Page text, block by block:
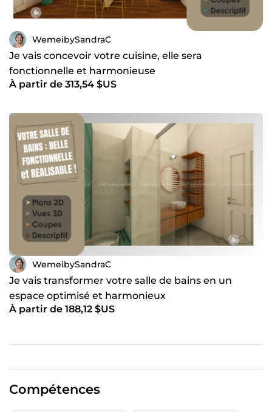
WemeibySandraC
Je vais concevoir votre cuisine, elle sera
fonctionnelle et harmonieuse
À partir de 313,54 $US
WemeibySandraC
Je vais transformer votre salle de bains en un
espace optimisé et harmonieux
À partir de 188,12 $US
Compétences